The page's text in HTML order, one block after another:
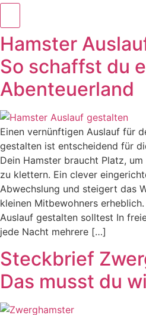
Hamster
So schaffst du
Abenteuerland
Einen vernünftigen Auslauf für
gestalten ist entscheidend für
Dein Hamster braucht Platz,
zu klettern. Ein clever
Abwechslung und steigert das
kleinen Mitbewohners
Auslauf gestalten solltest In
jede Nacht mehrere […]
Steckbrief
Das musst du